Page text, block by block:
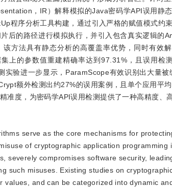
，IR）解释模拟的Java密码学API误用静
程序分析工具构建，通过引入严格的赋值模式
后的路径进行模拟执行，并引入包含真实逻辑的
方法具有静态分析的高覆盖率优势，同时有效
上的参数值重建精确率达到97.31%，且误用
实验进一步显示，ParamScope有效识别出大量
额外检测出约27%的误用案例，且单个应用平
准度，为密码学API误用检测提供了一种高精度、
serve as the core mechanisms for
of cryptographic application
severely compromises software security,
such misuses. Existing studies on
values, and can be categorized into dynamic